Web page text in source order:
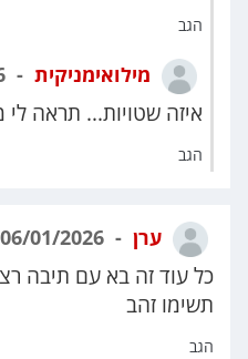
הגב
מילואימניקית
איזה שטויות... תראה לי
הגב
ערן
כל עוד זה בא עם תיבה
תשימו זהב
הגב